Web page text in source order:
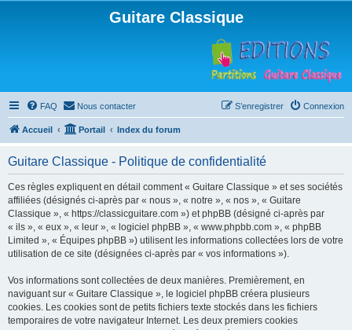
Guitare Classique
FAQ Nous contacter Connexion
S’enregistrer
Accueil Portail Index du forum
Guitare Classique - Politique de confidentialité
Ces règles expliquent en détail comment « Guitare Classique » et ses sociétés
affiliées (désignés ci-après par « nous », « notre », « nos », « Guitare
Classique », « https://classicguitare.com ») et phpBB (désigné ci-après par
« ils », « eux », « leur », « logiciel phpBB », « www.phpbb.com », « phpBB
Limited », « Équipes phpBB ») utilisent les informations collectées lors de votre
utilisation de ce site (désignées ci-après par « vos informations »).
Vos informations sont collectées de deux manières. Premièrement, en
naviguant sur « Guitare Classique », le logiciel phpBB créera plusieurs
cookies. Les cookies sont de petits fichiers texte stockés dans les fichiers
temporaires de votre navigateur Internet. Les deux premiers cookies